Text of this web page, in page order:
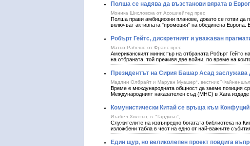
Полша се надява да възстанови вярата в
Моника Шисловска от Асошиейтед прес
Полша прави амбициозни планове, докато се готви да
включват активната "промоция" на обединена Европа.
Робърт Гейтс, дискретният и уважаван
Матьо Рабешо от Франс прес
Американският министър на отбраната Робърт Гейтс
на отбраната, той преживя две войни, по време на
Президентът на Сирия Башар Асад заслужава
Мадлин Олбрайт и Маруан Муашер*, вестник
Време е международната общност да заеме позиция
Международният наказателен съд (МНС) в Хага
Комунистически Китай се връща към Конфуций
Изабел Хилтън, в. "Гардиън",
Служителите на извънредно богатата библиотека на
изложбени табла в чест на едно от най-важните
Един щур, но великолепен проект повдига